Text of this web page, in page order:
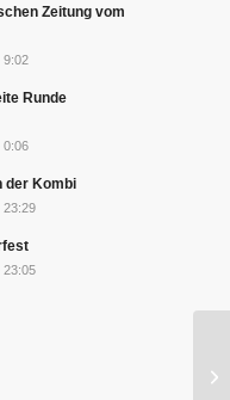
Zeitung vom
9:02
Runde
0:06
der Kombi
23:29
23:05